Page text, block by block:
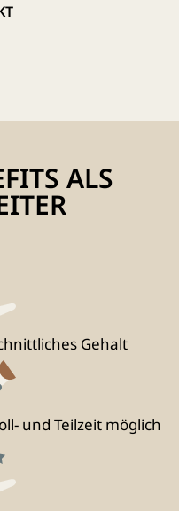
ALS
Gehalt
und Teilzeit möglich